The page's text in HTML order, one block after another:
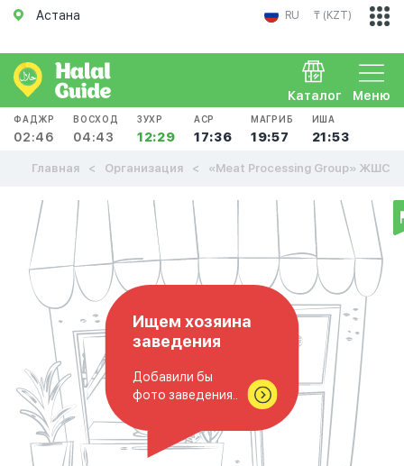
Астана RU ₸ (KZT)
Меню
Каталог
ФАДЖР
02:46
ВОСХОД
04:43
ЗУХР
12:29
АСР
17:36
МАГРИБ
19:57
ИША
21:53
Главная Организация «Meat Processing Group» ЖШС
Ищем хозяина
заведения
Добавили бы
фото заведения..